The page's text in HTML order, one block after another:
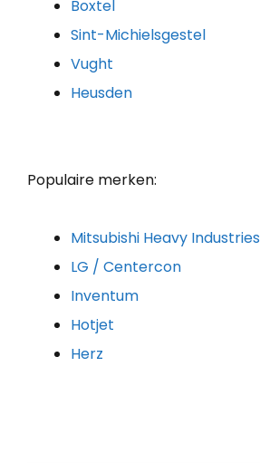
Boxtel
Sint-Michielsgestel
Vught
Heusden
Populaire merken:
Mitsubishi Heavy Industries
LG / Centercon
Inventum
Hotjet
Herz